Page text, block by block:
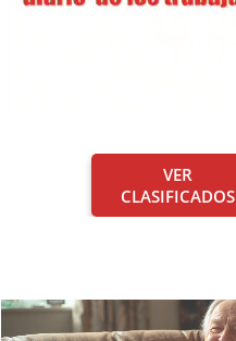
VER
CLASIFICADOS